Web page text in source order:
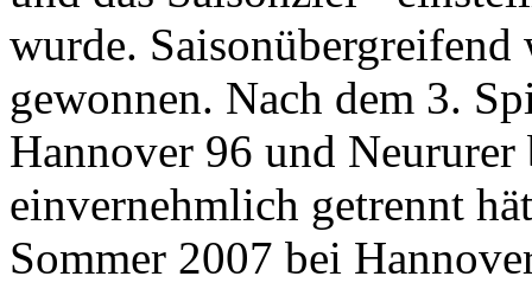
wurde.
gewonnen. Nach dem 3.
Hannover 96 und Neururer
einvernehmlich getrennt
Sommer 2007 bei